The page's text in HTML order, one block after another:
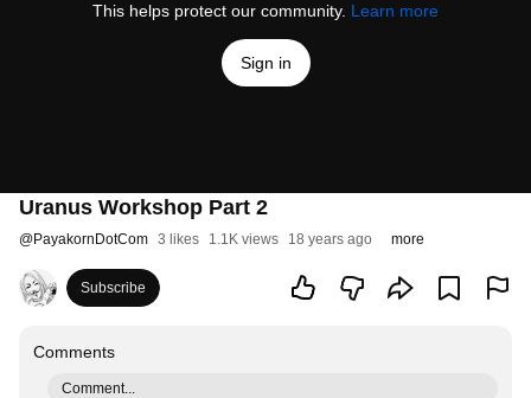
This helps protect our community. Learn more
Sign in
Uranus Workshop Part 2
@PayakornDotCom 3 likes 1.1K views 18 years ago more
Subscribe
Comments
Comment...